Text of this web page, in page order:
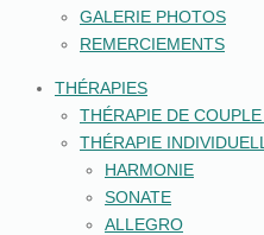
GALERIE PHOTOS
REMERCIEMENTS
THÉRAPIES
THÉRAPIE DE
THÉRAPIE
HARMONIE
SONATE
ALLEGRO